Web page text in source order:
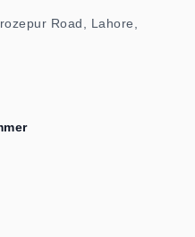
Road, Lahore,